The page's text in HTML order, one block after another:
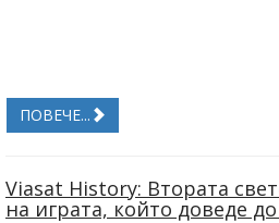
ПОВЕЧЕ...
Viasat History: Втората
на играта, който доведе